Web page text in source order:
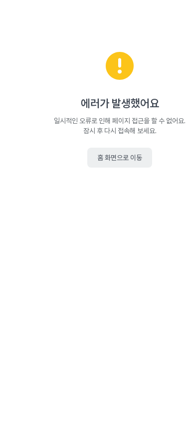
에러가 발생했어요
일시적인 오류로 인해 페이지 접근을 할 수 없어요.
잠시 후 다시 접속해 보세요.
홈 화면으로 이동